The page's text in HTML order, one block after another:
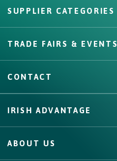
Create
SUPPLIER CATEGORIES
TRADE FAIRS & EVENTS
CONTACT
IRISH ADVANTAGE
Facts & Figures
ABOUT US